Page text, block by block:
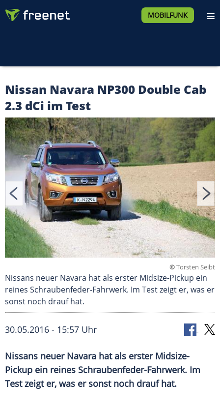
MOBILFUNK
Nissan Navara NP300 Double Cab
2.3 dCi im Test
©Torsten Seibt
Nissans neuer Navara hat als erster Midsize-Pickup ein
reines Schraubenfeder-Fahrwerk. Im Test zeigt er, was er
sonst noch drauf hat.
30.05.2016 - 15:57 Uhr
Nissans neuer Navara hat als erster Midsize-
Pickup ein reines Schraubenfeder-Fahrwerk. Im
Test zeigt er, was er sonst noch drauf hat.